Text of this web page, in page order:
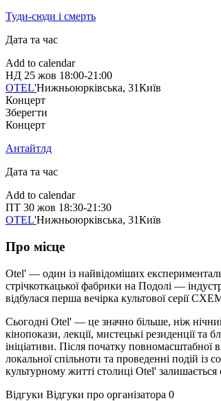
Туди-сюди і смерть
Дата та час
Add to calendar
НД 25 жов 18:00-21:00
OTEL'Нижньоюрківська, 31Київ
Концерт
Зберегти
Концерт
Антайтлд
Дата та час
Add to calendar
ПТ 30 жов 18:30-21:30
OTEL'Нижньоюрківська, 31Київ
Про місце
Otel' — один із найвідоміших
стрічкоткацької фабрики на Подолі —
відбулася перша вечірка культової серії
Сьогодні Otel' — це значно більше, ніж
кінопокази, лекції, мистецькі резиденції та
ініціативи. Після початку
локальної спільноти та проведенні подій із
культурному житті столиці Otel'
Відгуки Відгуки про організатора 0